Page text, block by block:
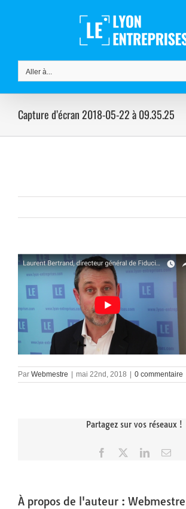
Aller à...
Capture d’écran 2018-05-22 à 09.35.25
Par Webmestre mai 22nd, 2018 0 commentaire
Partagez sur vos réseaux !
Facebook LinkedIn
À propos de l'auteur : Webmestre